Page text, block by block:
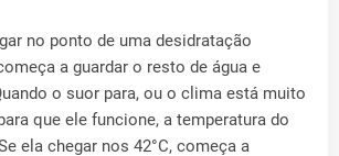
no ponto de uma desidratação
a guardar o resto de água e
o suor para, ou o clima está muito
que ele funcione, a temperatura do
ela chegar nos 42°C, começa a